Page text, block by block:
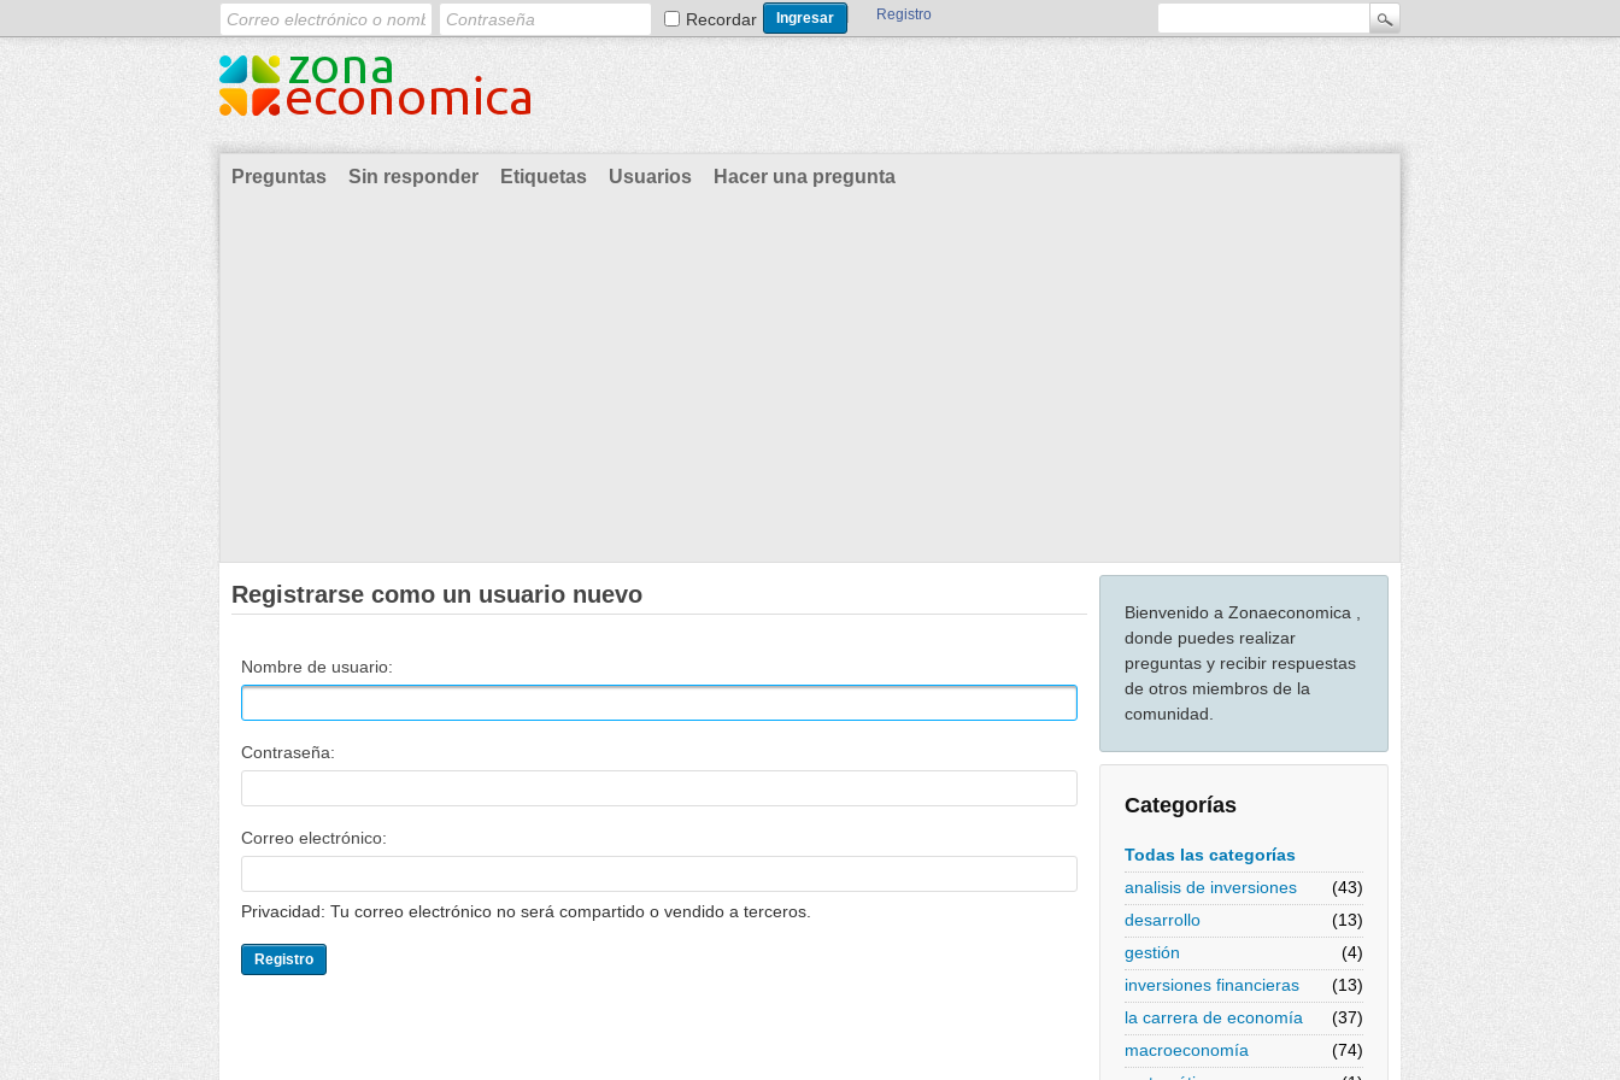
Recordar Registro
Preguntas Sin responder Etiquetas Usuarios Hacer una pregunta
Bienvenido a Zonaeconomica ,
donde puedes realizar
preguntas y recibir respuestas
de otros miembros de la
comunidad.
Categorías
Todas las categorías
analisis de inversiones
(43)
desarrollo
(13)
gestión
(4)
inversiones financieras
(13)
la carrera de economía
(37)
macroeconomía
(74)
Registrarse como un usuario nuevo
Nombre de usuario:
Contraseña:
Correo electrónico:
Privacidad: Tu correo electrónico no será compartido o vendido a terceros.